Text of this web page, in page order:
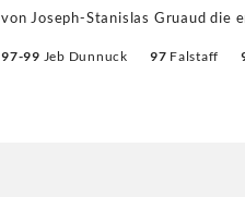
von Joseph-Stanislas Gruaud die
97-99 Jeb Dunnuck 97 Falstaff